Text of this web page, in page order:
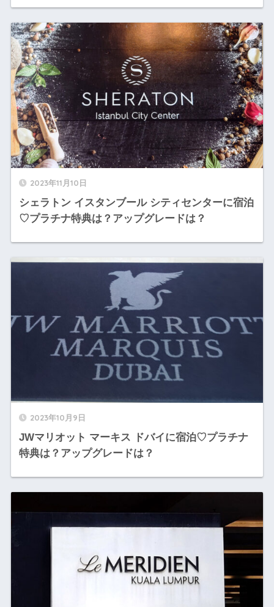
2023年11月10日
シェラトン イスタンブール シティセンターに宿泊
♡プラチナ特典は？アップグレードは？
2023年10月9日
JWマリオット マーキス ドバイに宿泊♡プラチナ
特典は？アップグレードは？